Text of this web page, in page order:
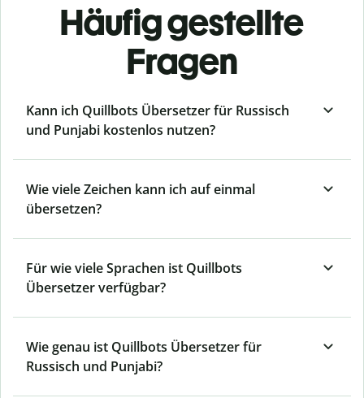
Häufig gestellte
Fragen
Kann ich Quillbots Übersetzer für Russisch
und Punjabi kostenlos nutzen?
Wie viele Zeichen kann ich auf einmal
übersetzen?
Für wie viele Sprachen ist Quillbots
Übersetzer verfügbar?
Wie genau ist Quillbots Übersetzer für
Russisch und Punjabi?